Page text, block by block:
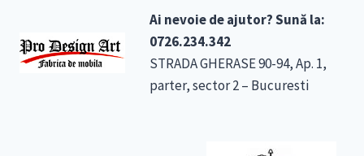
Ai nevoie de ajutor? Sună la:
0726.234.342
STRADA GHERASE 90-94, Ap. 1,
parter, sector 2 – Bucuresti